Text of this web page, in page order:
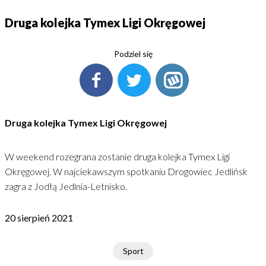
Druga kolejka Tymex Ligi Okręgowej
Podziel się
Druga kolejka Tymex Ligi Okręgowej
W weekend rozegrana zostanie druga kolejka Tymex Ligi
Okręgowej. W najciekawszym spotkaniu Drogowiec Jedlińsk
zagra z Jodłą Jedlnia-Letnisko.
20 sierpień 2021
Sport